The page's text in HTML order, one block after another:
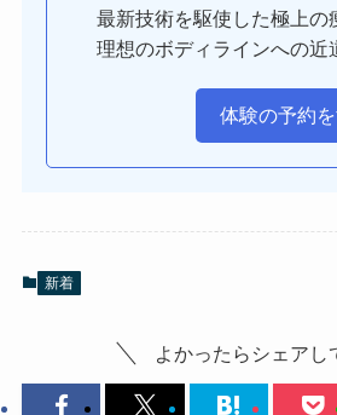
最新技術を駆使した極上の
理想のボディラインへの近
体験の予約
新着
よかったらシェアし